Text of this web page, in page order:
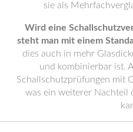
sie als
Wird eine
steht man mit einem
dies auch in mehr
und kombinierbar ist.
Schallschutzprüfungen mit
was ein weiterer Nachteil